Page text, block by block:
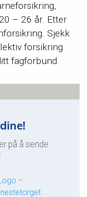
– 26 år. Etter
Sjekk
forsikring
fagforbund.
på å sende